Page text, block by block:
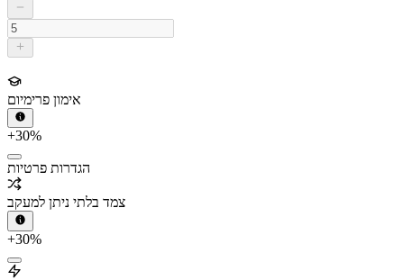
אימון פרימיום
+30%
הגדרות פרטיות
צמד בלתי ניתן למעקב
+30%